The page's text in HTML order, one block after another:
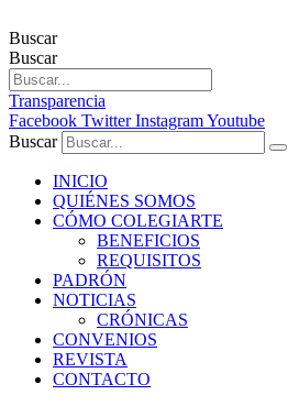
Buscar
Buscar
Transparencia
Facebook Twitter InstagramYoutube
Buscar
INICIO
QUIÉNES SOMOS
CÓMO COLEGIARTE
BENEFICIOS
REQUISITOS
PADRÓN
NOTICIAS
CRÓNICAS
CONVENIOS
REVISTA
CONTACTO